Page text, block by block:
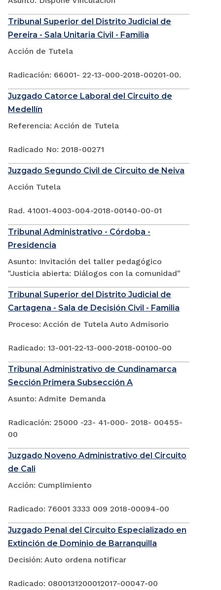
Tribunal Superior del Distrito Judicial de
Pereira - Sala Unitaria Civil - Familia
Acción de Tutela
Radicación: 66001- 22-13-000-2018-00201-00.
Juzgado Catorce Laboral del Circuito de
Medellín
Referencia: Acción de Tutela
Radicado No: 2018-00271
Juzgado Segundo Civil de Circuito de Neiva
Acción Tutela
Rad. 41001-4003-004-2018-00140-00-01
Tribunal Administrativo - Córdoba -
Presidencia
Asunto: Invitación del taller pedagógico
"Justicia abierta: Diálogos con la comunidad"
Tribunal Superior del Distrito Judicial de
Cartagena - Sala de Decisión Civil - Familia
Proceso: Acción de Tutela Auto Admisorio
Radicado: 13-001-22-13-000-2018-00100-00
Tribunal Administrativo de Cundinamarca
Sección Primera Subsección A
Asunto: Admite Demanda
Radicación: 25000 -23- 41-000- 2018- 00455-
00
Juzgado Noveno Administrativo del Circuito
de Cali
Acción: Cumplimiento
Radicado: 76001 3333 009 2018-00094-00
Juzgado Penal del Circuito Especializado en
Extinción de Dominio de Barranquilla
Decisión: Auto ordena notificar
Radicado: 0800131200012017-00047-00